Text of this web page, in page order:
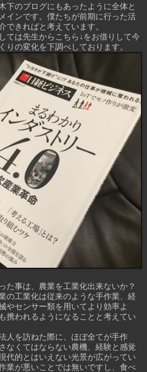
下のブログにもあったように全体と
インです。僕たちが前期に行った活
できればと考えています。
ては先生からこちら↓をお借りして今
りの変化を下調べしております。
た事は、農業を工業化出来ないか？
の工業化は従来のような手作業、経
やセンサー類を用いてより効率よ
携われるようになることと考えてい
人を訪ねた際に、ほぼ全てが手作
なくてはならない農機、経験と感覚
代的とはいえない光景が広がってい
業が悪いことでは無いですし、食べ